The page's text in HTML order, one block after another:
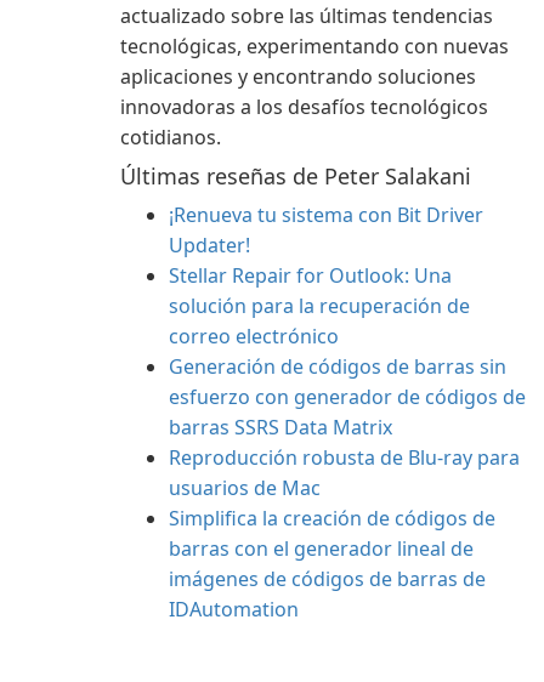
actualizado sobre las últimas tendencias
tecnológicas, experimentando con nuevas
aplicaciones y encontrando soluciones
innovadoras a los desafíos tecnológicos
cotidianos.
Últimas reseñas de Peter Salakani
¡Renueva tu sistema con Bit Driver
Updater!
Stellar Repair for Outlook: Una
solución para la recuperación de
correo electrónico
Generación de códigos de barras sin
esfuerzo con generador de códigos de
barras SSRS Data Matrix
Reproducción robusta de Blu-ray para
usuarios de Mac
Simplifica la creación de códigos de
barras con el generador lineal de
imágenes de códigos de barras de
IDAutomation